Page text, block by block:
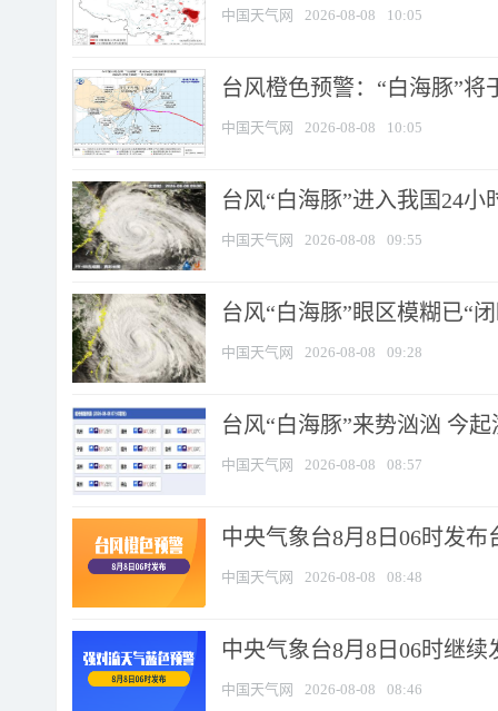
中国天气网 2026-08-08 10:05
台风橙色预警：“白海豚”将
中国天气网 2026-08-08 10:05
台风“白海豚”进入我国24
中国天气网 2026-08-08 09:55
台风“白海豚”眼区模糊已“
中国天气网 2026-08-08 09:28
台风“白海豚”来势汹汹 今
中国天气网 2026-08-08 08:57
中央气象台8月8日06时发布
中国天气网 2026-08-08 08:48
中央气象台8月8日06时继
中国天气网 2026-08-08 08:46